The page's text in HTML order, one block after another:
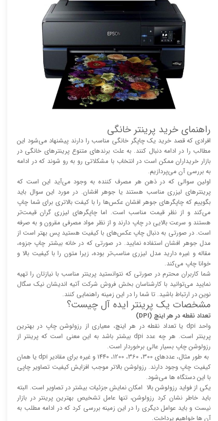
راهنمای خرید پرینتر خانگی
افرادی که قصد خرید یک چاپگر خانگی مناسب را دارند پیشنهاد می‌شود این
مطالب را در ادامه دنبال کنند. به علت برند‌های متنوع پرینتر‌های خانگی در
بازار خریداران ممکن است در انتخاب با مشکلاتی رو به رو شوند که در ادامه
به بررسی آن می‌پردازیم.
اولین سوالی که در ذهن هر مصرف کننده به وجود می‌آید این است که
پرینتر‌های لیزری مناسب هستند یا جوهر افشان. در مورد این سوال باید
بگوییم که چاپگر‌های جوهر افشان عکس‌ها را با کیفت بالا‌‌‌تری برای شما چاپ
می‌کند و از نظر قیمت مناسب است. اما چاپگر‌های لیزری گران قیمت‌تر
هستند و سرعت بالایی در چاپ دارند و از نظر مواد مصرفی مقرون و به صرفه
است. در صورتی به دنبال چاپ عکس‌های با کیفیت هستید پس بهتر است از
مدل جوهر افشان استفاده نمایید. در صورتی که در خانه بیشتر چاپ جزوه،
مقاله و غیره دارید مدل لیزری مناسب‌تر بوده، زیرا متون را با کیفیت بالا و
خوانا چاپ می‌کند.
شما کاربران محترم در صورتی که نتوانستید پرینتر مناسب با نیازتان را تهیه
نمایید می‌توانید با کارشناسان بخش فروش شرکت آتیه اندیشان نیک سگال
نوین در ارتباط باشید. تا شما را در این زمینه راهنمایی کنند.
مشخصات یک پرینتر ایده آل چیست؟
تعداد نقطه در هر اینچ (DPI)
واحد dpi یا تعداد نقطه در هر اینچ، معیاری از رزولوشن چاپ در بهترین
پرینتر است. هر چه عدد dpi بیشتر باشد به این معنی است که پرینتر از
رزولوشن چاپ بسیار عالی برخوردار است.
به طور مثال، عدد‌های 300، 360، 1200، 1440 و غیره برای مقادیر dpi یا همان
کیفیت چاپ وجود دارند. رزولوشن بالا‌‌تر موجب افزایش کیفیت تصاویر چاپی
با این دستگاه ها می‌شود.
یکی از فواید رزولوشن بالا امکان نمایش جزئیات بیشتر در تصاویر است. البته
باید خاطر نشان کرد رزولوشن، تنها عامل تشخیص بهترین پرینتر در بازار
نیست و باید عوامل دیگری را در این زمینه بررسی کرد که در ادامه مطلب به
آن ها خواهیم پرداخت.